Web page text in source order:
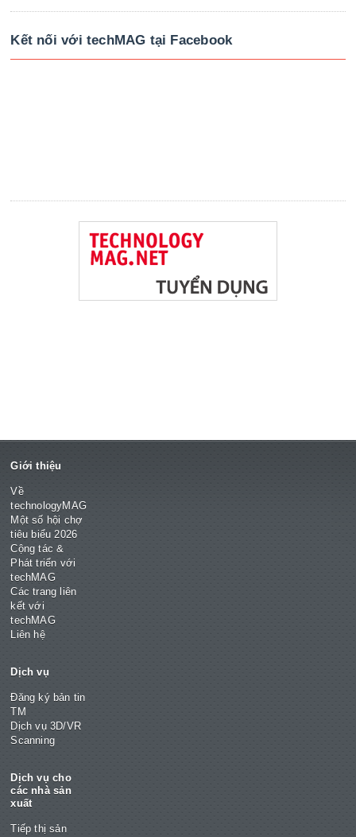
Kết nối với techMAG tại Facebook
Giới thiệu
Về
technologyMAG
Một số hội chợ
tiêu biểu 2026
Cộng tác &
Phát triển với
techMAG
Các trang liên
kết với
techMAG
Liên hệ
Dịch vụ
Đăng ký bản tin
TM
Dịch vụ 3D/VR
Scanning
Dịch vụ cho
các nhà sản
xuất
Tiếp thị sản